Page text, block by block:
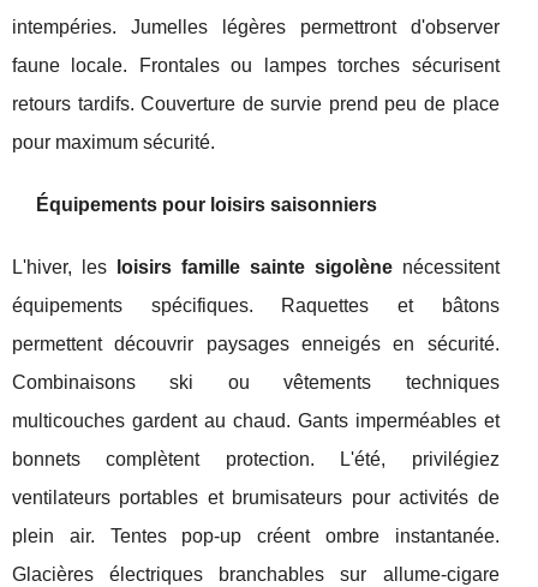
intempéries. Jumelles légères permettront d'observer
faune locale. Frontales ou lampes torches sécurisent
retours tardifs. Couverture de survie prend peu de place
pour maximum sécurité.
Équipements pour loisirs saisonniers
L'hiver, les loisirs famille sainte sigolènenécessitent
équipements spécifiques. Raquettes et bâtons
permettent découvrir paysages enneigés en sécurité.
Combinaisons ski ou vêtements techniques
multicouches gardent au chaud. Gants imperméables et
bonnets complètent protection. L'été, privilégiez
ventilateurs portables et brumisateurs pour activités de
plein air. Tentes pop-up créent ombre instantanée.
Glacières électriques branchables sur allume-cigare